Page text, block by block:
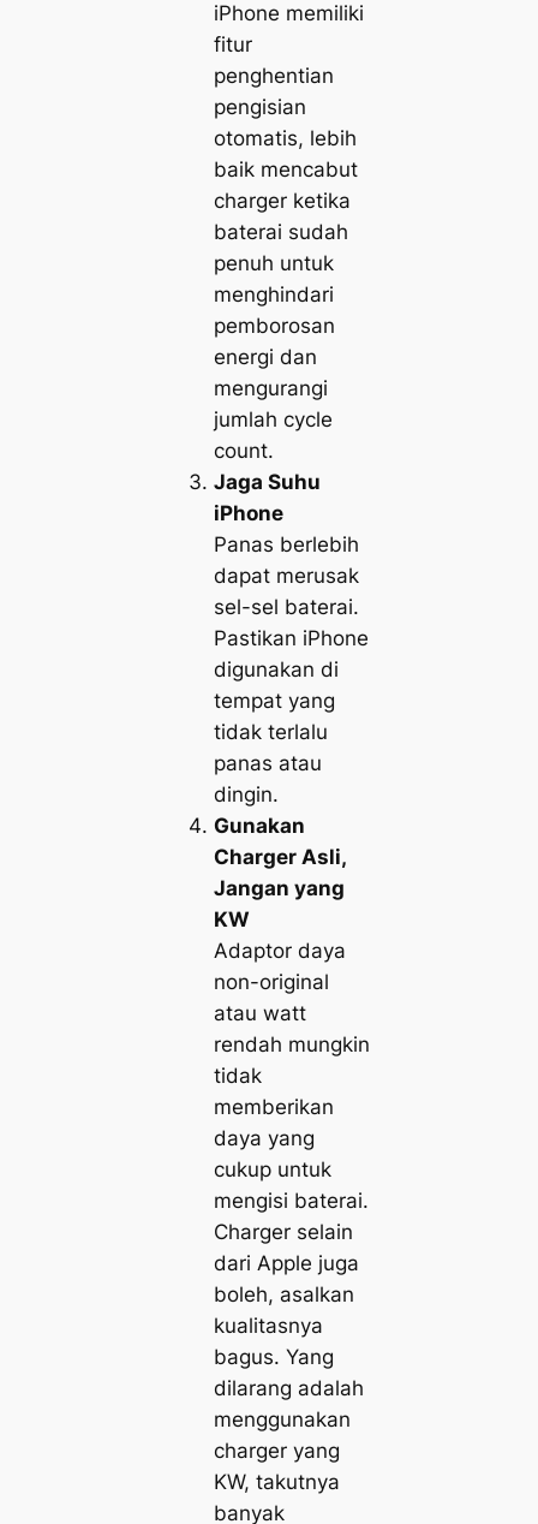
iPhone memiliki
fitur
penghentian
pengisian
otomatis, lebih
baik mencabut
charger ketika
baterai sudah
penuh untuk
menghindari
pemborosan
energi dan
mengurangi
jumlah cycle
count.
Jaga Suhu
iPhone
Panas berlebih
dapat merusak
sel-sel baterai.
Pastikan iPhone
digunakan di
tempat yang
tidak terlalu
panas atau
dingin.
Gunakan
Charger Asli,
Jangan yang
KW
Adaptor daya
non-original
atau watt
rendah mungkin
tidak
memberikan
daya yang
cukup untuk
mengisi baterai.
Charger selain
dari Apple juga
boleh, asalkan
kualitasnya
bagus. Yang
dilarang adalah
menggunakan
charger yang
KW, takutnya
banyak